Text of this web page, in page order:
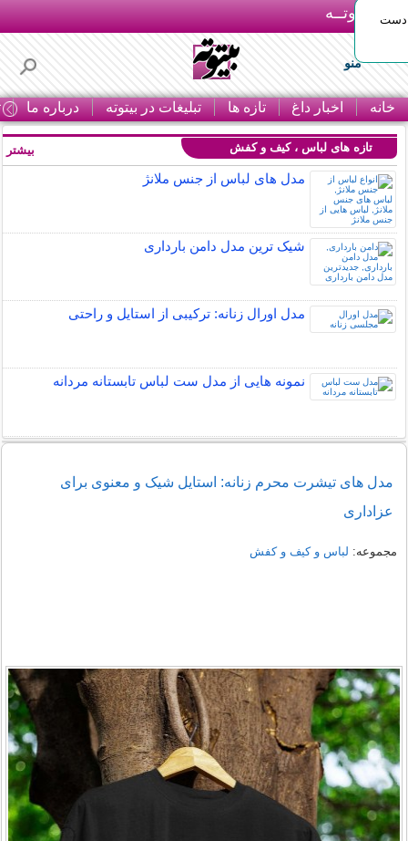
بـیتوتــه
منو
خانه اخبار داغ تازه ها تبلیغات در بیتوته درباره ما
دست
تازه های لباس ، کیف و کفش
مدل های لباس از جنس ملانژ
شیک ترین مدل دامن بارداری
مدل اورال زنانه: ترکیبی از استایل و راحتی
نمونه هایی از مدل ست لباس تابستانه مردانه
بیشتر
مدل های تیشرت محرم زنانه: استایل شیک و معنوی برای
عزاداری
مجموعه: لباس و کیف و کفش